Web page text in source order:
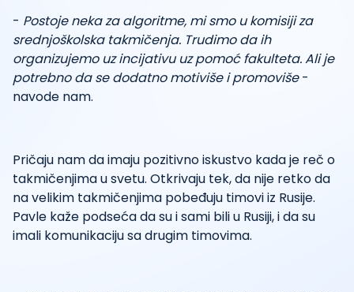
- Postoje neka za algoritme, mi smo u komisiji za
srednjoškolska takmičenja. Trudimo da ih
organizujemo uz incijativu uz pomoć fakulteta. Ali je
potrebno da se dodatno motiviše i promoviše-
navode nam.
Pričaju nam da imaju pozitivno iskustvo kada je reč o
takmičenjima u svetu. Otkrivaju tek, da nije retko da
na velikim takmičenjima pobeđuju timovi iz Rusije.
Pavle kaže podseća da su i sami bili u Rusiji, i da su
imali komunikaciju sa drugim timovima.